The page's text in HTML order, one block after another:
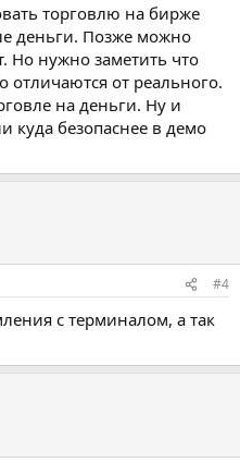
торговлю на бирже
деньги. Позже можно
Но нужно заметить что
от реального.
на деньги. Ну и
куда безопаснее в демо
#4
с терминалом, а так